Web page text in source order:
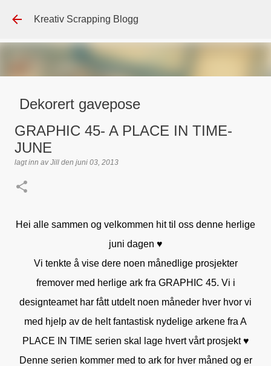
Kreativ Scrapping Blogg
Dekorert gavepose
TEKST KLISTREMERKER / STICKERS
GRAPHIC 45- A PLACE IN TIME-
JUNE
lagt inn avJill den juni 03, 2013
Hei alle sammen og velkommen hit til oss denne herlige
juni dagen ♥
Vi tenkte å vise dere noen månedlige prosjekter
fremover med herlige ark fra GRAPHIC 45. Vi i
designteamet har fått utdelt noen måneder hver hvor vi
med hjelp av de helt fantastisk nydelige arkene fra A
PLACE IN TIME serien skal lage hvert vårt prosjekt ♥
Denne serien kommer med to ark for hver måned og er